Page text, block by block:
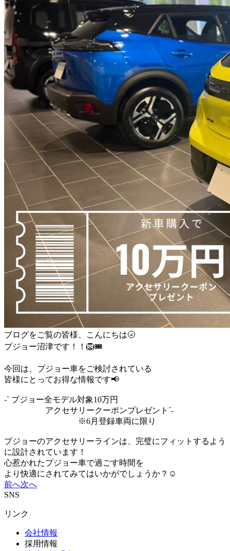
ブログをご覧の皆様、こんにちは🌝
プジョー沼津です！！🦁🎟️
今回は、プジョー車をご検討されている
皆様にとってお得な情報です📢
˗ˋ プジョー全モデル対象10万円
アクセサリークーポンプレゼントˊ˗
※6月登録車両に限り
プジョーのアクセサリーラインは、完璧にフィットするよう
に設計されています！
心惹かれたプジョー車で過ごす時間を
より快適にされてみてはいかがでしょうか？☺️
前へ次へ
SNS
リンク
会社情報
採用情報